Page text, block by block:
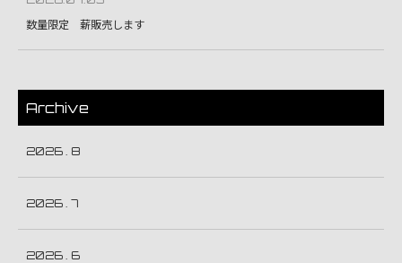
数量限定 薪販売します
Archive
2026 . 8
2026 . 7
2026 . 6